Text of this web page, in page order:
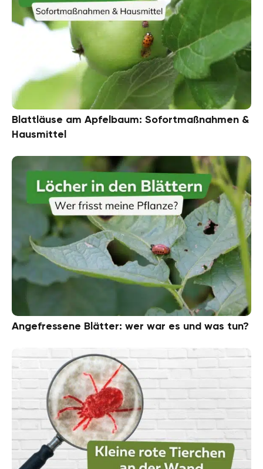
Blattläuse am Apfelbaum: Sofortmaßnahmen &
Hausmittel
Angefressene Blätter: wer war es und was tun?